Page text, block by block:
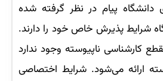
دانشگاه پیام در نظر گرفته شده
شرایط پذیرش خاص خود را دارند.
کارشناسی ناپیوسته وجود ندارد
ارائه می‌شود. شرایط اختصاصی